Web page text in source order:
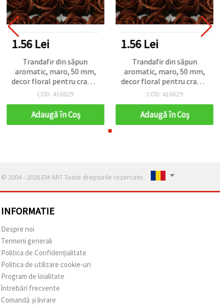
1.56 Lei
Trandafir din săpun
aromatic, maro, 50 mm,
decor floral pentru craft și
DIY
COD: 416629
Adaugă în Coş
1.56 Lei
Trandafir din săpun
aromatic, maro, 50 mm,
decor floral pentru craft și
DIY
COD: 416629
Adaugă în Coş
© 2004 - 2026 EM ART Toate drepturile rezervate..
INFORMATIE
Despre noi
Termeni generali
Politica de Confidențialitate
Politica de utilizare cookie-uri
Program de loialitate
întrebări frecvente
Comandă și livrare